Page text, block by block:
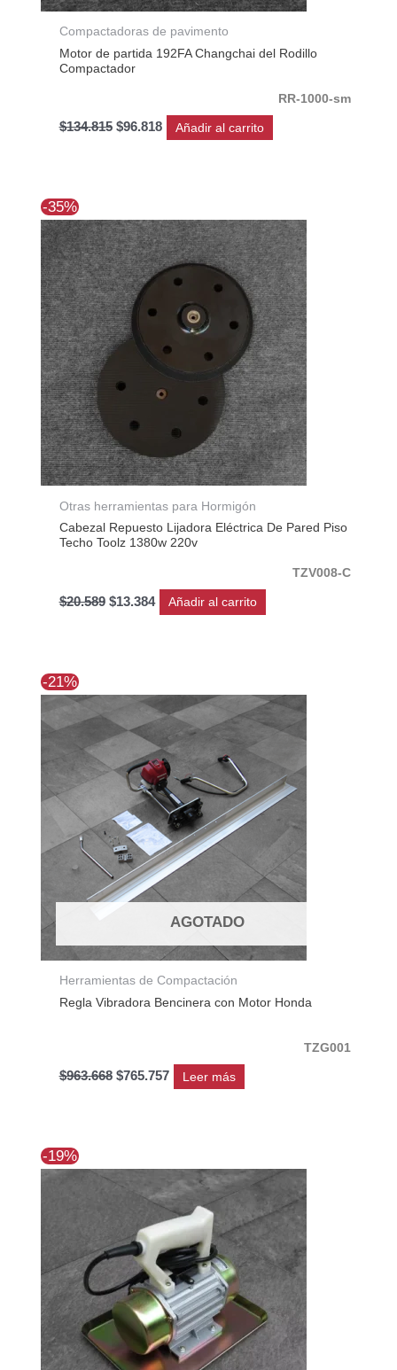
Compactadoras de pavimento
Motor de partida 192FA Changchai del Rodillo
Compactador
RR-1000-sm
$134.815 $96.818 Añadir al carrito
-35%
Otras herramientas para Hormigón
Cabezal Repuesto Lijadora Eléctrica De Pared Piso
Techo Toolz 1380w 220v
TZV008-C
$20.589
precio
original
era:
$20.589.
$13.384
precio
actual
es:
$13.384.
Añadir al carrito
-21%
AGOTADO
Herramientas de Compactación
Regla Vibradora Bencinera con Motor Honda
TZG001
$963.668
precio
original
era:
$963.668.
$765.757
precio
actual
$765.757.
Leer más
-19%
precio
original
$146.226.
precio
actual
es:
$119.015.